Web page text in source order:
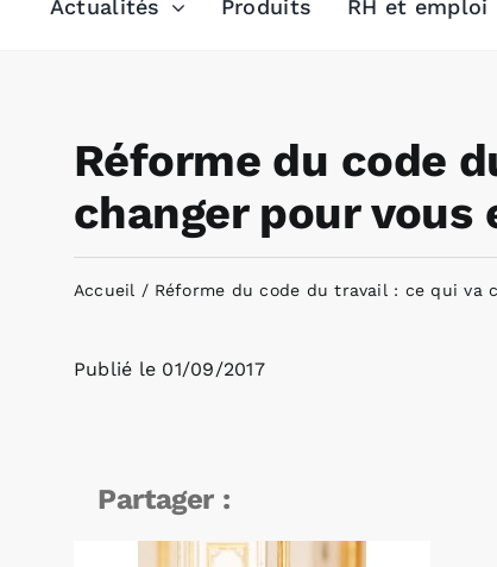
Actualités Produits RH et emploi
Réforme du code
changer pour
Accueil Réforme du code du travail : ce qui va
Publié le 01/09/2017
Partager :